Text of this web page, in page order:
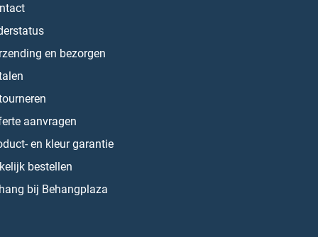
en bezorgen
aanvragen
en kleur garantie
bestellen
bij Behangplaza